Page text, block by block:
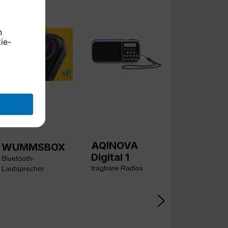
WUMMSBOX
Bluetooth-
Lautsprecher
AQINOVA
Digital 1
tragbare Radios